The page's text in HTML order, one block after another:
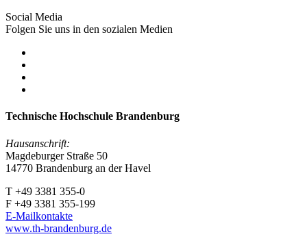
Social Media
Folgen Sie uns in den sozialen Medien
Technische Hochschule Brandenburg
Hausanschrift:
Magdeburger Straße 50
14770 Brandenburg an der Havel
T +49 3381 355-0
F +49 3381 355-199
E-Mailkontakte
www.th-brandenburg.de